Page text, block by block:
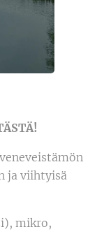
ja viihtyisä
mikro,